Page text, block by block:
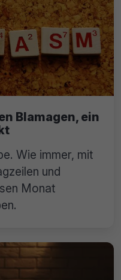
Blamagen, ein
Wie immer, mit
und
Monat